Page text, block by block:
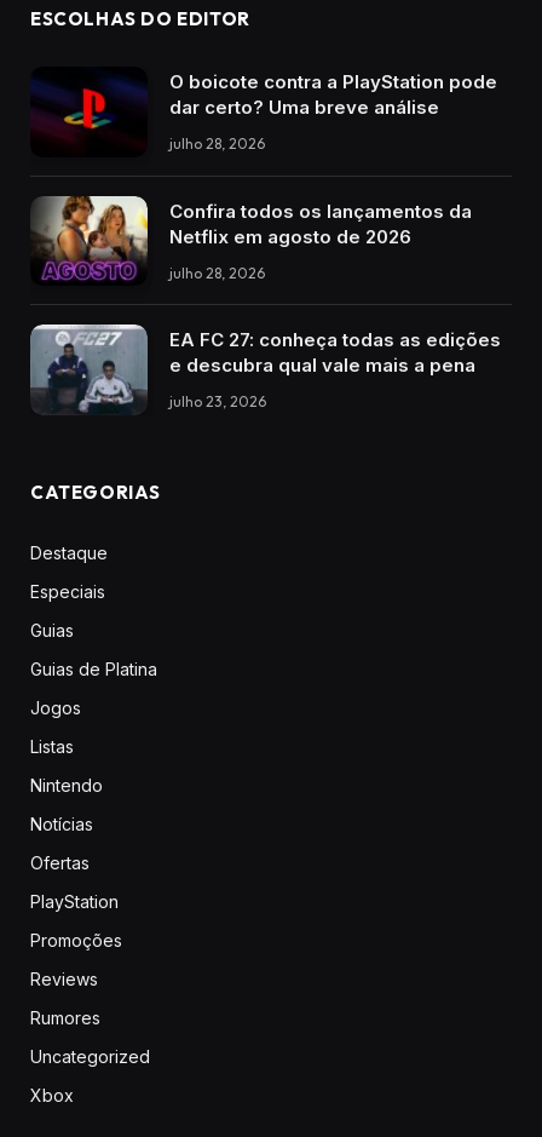
ESCOLHAS DO EDITOR
O boicote contra a PlayStation pode
dar certo? Uma breve análise
julho 28, 2026
Confira todos os lançamentos da
Netflix em agosto de 2026
julho 28, 2026
EA FC 27: conheça todas as edições
e descubra qual vale mais a pena
julho 23, 2026
CATEGORIAS
Destaque
Especiais
Guias
Guias de Platina
Jogos
Listas
Nintendo
Notícias
Ofertas
PlayStation
Promoções
Reviews
Rumores
Uncategorized
Xbox